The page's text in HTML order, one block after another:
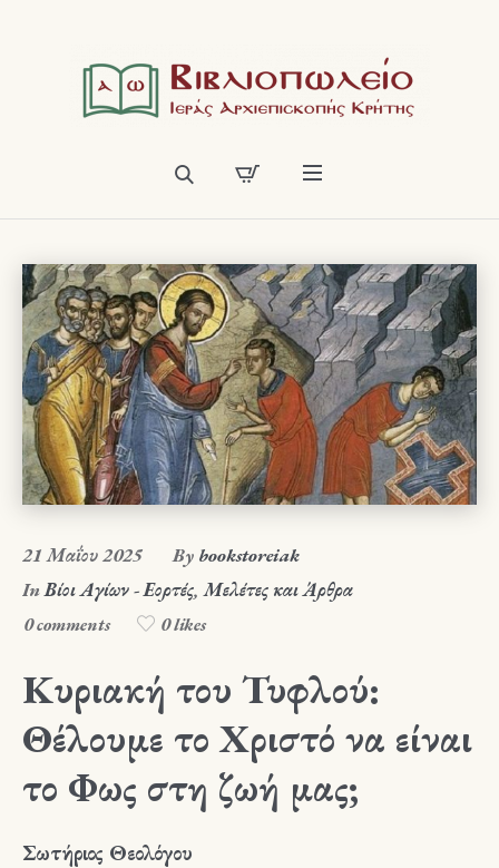
21 Μαΐου 2025 By bookstoreiak
InΒίοι Αγίων - Εορτές,Μελέτες και Άρθρα
0 comments 0 likes
Κυριακή του Τυφλού:
Θέλουμε το Χριστό να είναι
το Φως στη ζωή μας;
Σωτήριος Θεολόγου